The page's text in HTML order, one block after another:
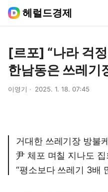
헤럴드경제
[르포] “나라 걱
한남동은 쓰레기
이영기 2025. 1. 18. 07:45
거대한 쓰레기장 방불
尹 체포 며칠 지나도
“평소보다 쓰레기 3배